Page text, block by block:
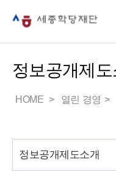
정보공개제도
HOME 열린 경영